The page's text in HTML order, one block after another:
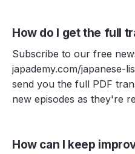
How do I get the full
Subscribe to our free
japademy.com/japanese-
send you the full PDF
new episodes as they're
How can I keep